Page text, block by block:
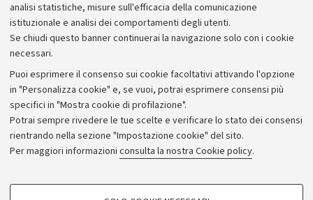
analisi statistiche, misure sull'efficacia della comunicazione
istituzionale e analisi dei comportamenti degli utenti.
Se chiudi questo banner continuerai la navigazione solo con i cookie
necessari.
Puoi esprimere il consenso sui cookie facoltativi attivando l'opzione
in "Personalizza cookie" e, se vuoi, potrai esprimere consensi più
specifici in "Mostra cookie di profilazione".
Potrai sempre rivedere le tue scelte e verificare lo stato dei consensi
rientrando nella sezione "Impostazione cookie" del sito.
Per maggiori informazioni consulta la nostra Cookie policy.
Non ci sono opportunitàdisponibili.
Prova a ripetere la ricerca selezionando altri parametri.
Privacy
Note legali
NormAteneo